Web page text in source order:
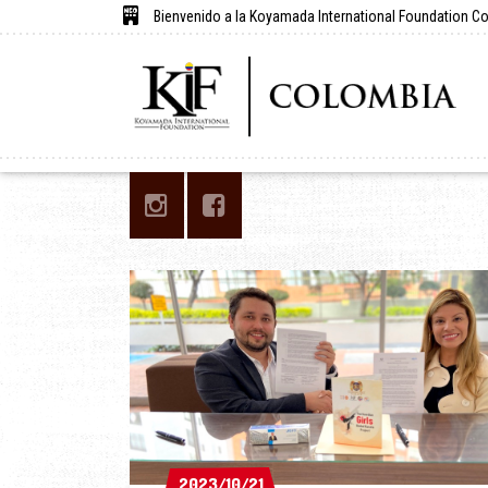
Bienvenido a la Koyamada International Foundation